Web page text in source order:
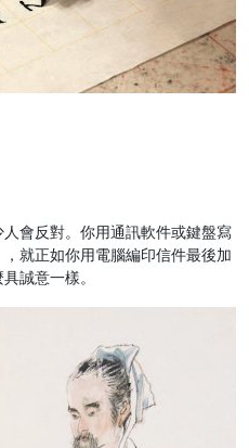
會反對。你用通訊軟件或鍵盤寫
就正如你用電腦編印信件最後加
誠意一樣。